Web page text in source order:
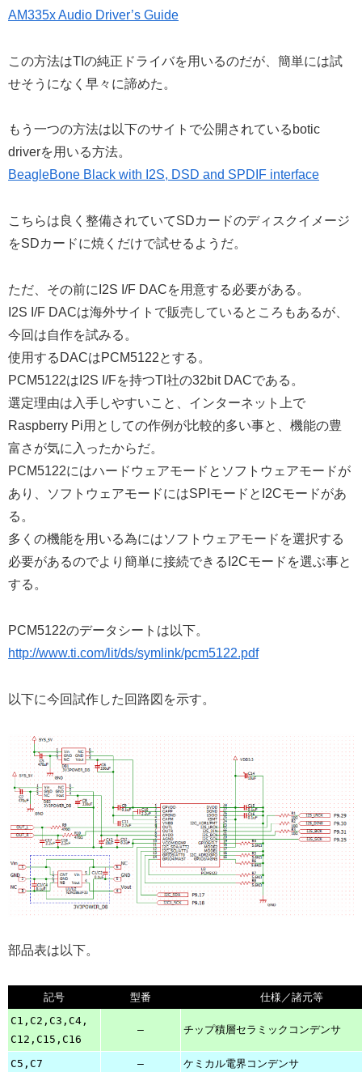
AM335x Audio Driver’s Guide
この方法はTIの純正ドライバを用いるのだが、簡単には試
せそうになく早々に諦めた。
もう一つの方法は以下のサイトで公開されているbotic
driverを用いる方法。
BeagleBone Black with I2S, DSD and SPDIF interface
こちらは良く整備されていてSDカードのディスクイメージ
をSDカードに焼くだけで試せるようだ。
ただ、その前にI2S I/F DACを用意する必要がある。
I2S I/F DACは海外サイトで販売しているところもあるが、
今回は自作を試みる。
使用するDACはPCM5122とする。
PCM5122はI2S I/Fを持つTI社の32bit DACである。
選定理由は入手しやすいこと、インターネット上で
Raspberry Pi用としての作例が比較的多い事と、機能の豊
富さが気に入ったからだ。
PCM5122にはハードウェアモードとソフトウェアモードが
あり、ソフトウェアモードにはSPIモードとI2Cモードがあ
る。
多くの機能を用いる為にはソフトウェアモードを選択する
必要があるのでより簡単に接続できるI2Cモードを選ぶ事と
する。
PCM5122のデータシートは以下。
http://www.ti.com/lit/ds/symlink/pcm5122.pdf
以下に今回試作した回路図を示す。
部品表は以下。
記号 型番 仕様 ／諸元等
C1,C2,C3,C4,
C12,C15,C16
– チップ積層セラミックコンデンサ
C5,C7 – ケミカル電界 コンデンサ